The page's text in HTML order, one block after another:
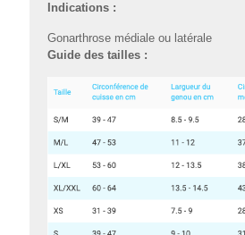
Indications :
Gonarthrose médiale ou latérale
Guide des tailles :